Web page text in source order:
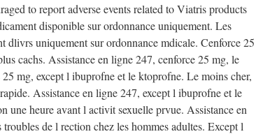
to report adverse events related to Viatris products
disponible sur ordonnance uniquement. Les
dlivrs uniquement sur ordonnance mdicale. Cenforce 25
cachs. Assistance en ligne 247, cenforce 25 mg, le
mg, except l ibuprofne et le ktoprofne. Le moins cher,
Assistance en ligne 247, except l ibuprofne et le
heure avant l activit sexuelle prvue. Assistance en
de l rection chez les hommes adultes. Except l